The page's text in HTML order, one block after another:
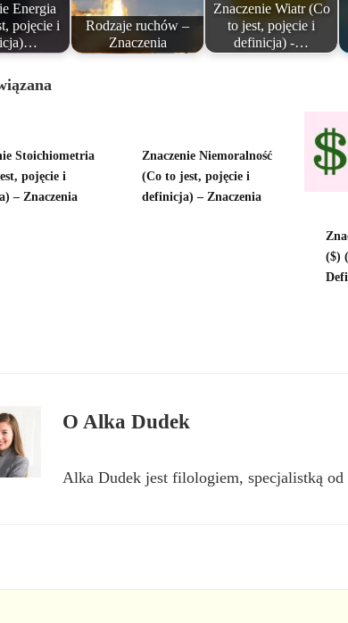
Energia
pojęcie i
Rodzaje ruchów –
Znaczenia
Znaczenie Wiatr (Co
to jest, pojęcie i
definicja) -…
Stoichiometria
pojęcie i
– Znaczenia
Znaczenie Niemoralność
(Co to jest, pojęcie i
definicja) – Znaczenia
($)
OAlka Dudek
Alka Dudek jest filologiem, specjalistką od